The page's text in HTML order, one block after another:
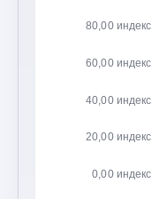
0,00 индекс
20,00 индекс
40,00 индекс
60,00 индекс
80,00 индекс